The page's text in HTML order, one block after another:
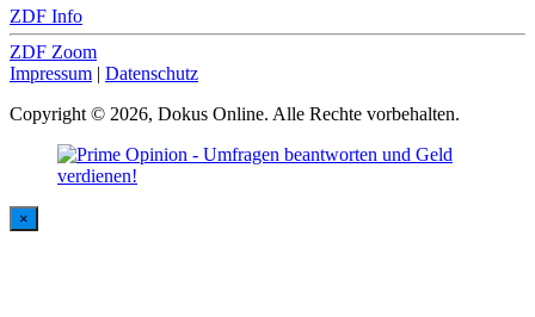
ZDF Info
ZDF Zoom
Impressum | Datenschutz
Copyright © 2026, Dokus Online. Alle Rechte vorbehalten.
×